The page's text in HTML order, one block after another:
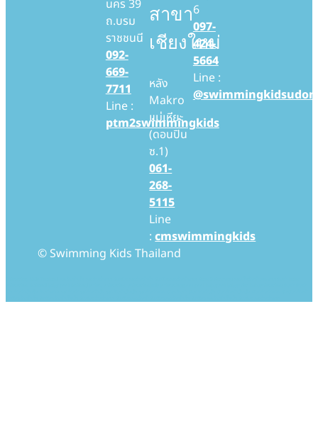
นคร 39
ถ.บรม
ราชชนนี
092-
669-
7711
Line :
ptm2swimmingkids
สาขา
เชียงใหม่
หลัง
Makro
แม่เหียะ
(ดอนปิน
ซ.1)
061-
268-
5115
Line
:cmswimmingkids
6
097-
424-
5664
Line :
@swimmingkidsudon
© Swimming Kids Thailand